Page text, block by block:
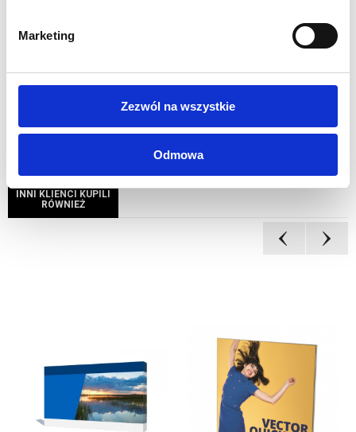
Marketing
Zezwól na wszystkie
Odmowa
Aluminiowy kufer w zestawie
1 rok gwarancji
INNI KLIENCI KUPILI
RÓWNIEŻ